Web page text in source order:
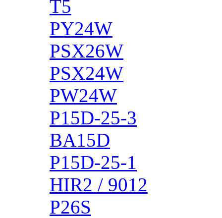
T5
PY24W
PSX26W
PSX24W
PW24W
P15D-25-3
BA15D
P15D-25-1
HIR2 / 9012
P26S